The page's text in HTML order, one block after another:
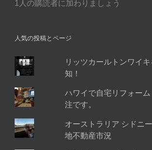
ド
1人の購読者に加わりましょう
人気の投稿とページ
リッツカールトンワイ
知！
ハワイで自宅リフォー
注です。
オーストラリア シドニ
地不動産市況